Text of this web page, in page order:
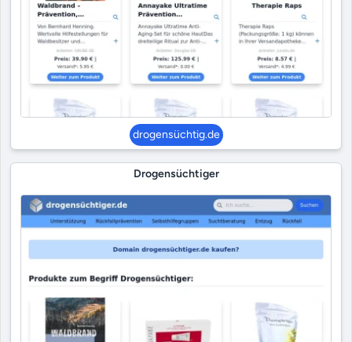
drogensüchtig.de
Drogensüchtiger